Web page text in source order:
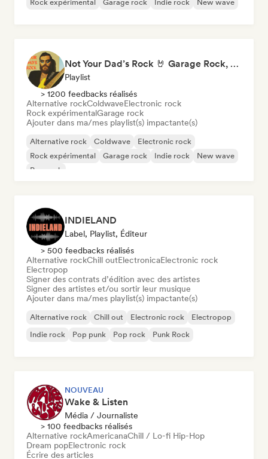
Rock expérimental
Garage rock Indie rock New wave
Not Your Dad’s Rock 🤘 Garage Rock, Alt-Rock & Indie Anthems
Playlist
> 1200 feedbacks réalisés
Alternative rockColdwaveElectronic rock
Rock expérimentalGarage rock
Ajouter dans ma/mes playlist(s) impactante(s)
Alternative rock Coldwave
Electronic rock
Rock expérimental
Garage rock Indie rock
New wave
Pop rock
INDIELAND
Label, Playlist, Éditeur
> 500 feedbacks réalisés
Alternative rockChill outElectronicaElectronic rock
Electropop
Signer des contrats d’édition avec des artistes
Signer des artistes et/ou sortir leur musique
Ajouter dans ma/mes playlist(s) impactante(s)
Alternative rock Chill out Electronic rock
Electropop
Indie rock
Pop punk Pop rock Punk Rock
NOUVEAU
Wake & Listen
Média / Journaliste
> 100 feedbacks réalisés
Alternative rockAmericanaChill / Lo-fi Hip-Hop
Dream popElectronic rock
Écrire des articles